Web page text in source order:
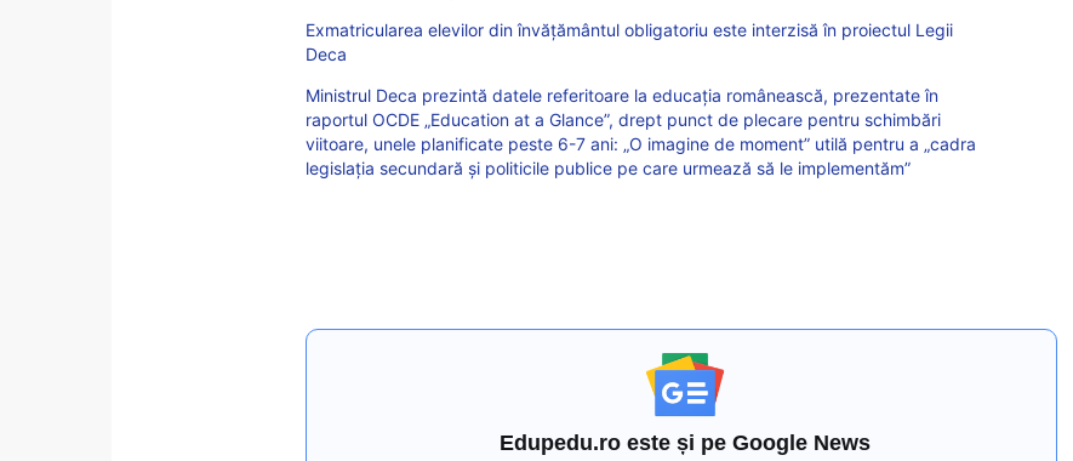
Exmatricularea elevilor din învățământul obligatoriu este interzisă în proiectul Legii
Deca
Ministrul Deca prezintă datele referitoare la educația românească, prezentate în
raportul OCDE „Education at a Glance”, drept punct de plecare pentru schimbări
viitoare, unele planificate peste 6-7 ani: „O imagine de moment” utilă pentru a „cadra
legislația secundară și politicile publice pe care urmează să le implementăm”
Edupedu.ro este și pe Google News